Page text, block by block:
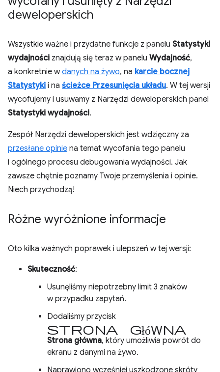
deweloperskich
Wszystkie ważne i przydatne funkcje z panelu Statystyki
wydajności znajdują się teraz w panelu Wydajność,
a konkretnie wdanych na żywo, na karcie bocznej
Statystyki i na ścieżce Przesunięcia układu. W tej wersji
wycofujemy i usuwamy z Narzędzi deweloperskich panel
Statystyki wydajności.
Zespół Narzędzi deweloperskich jest wdzięczny za
przesłane opinie na temat wycofania tego panelu
i ogólnego procesu debugowania wydajności. Jak
zawsze chętnie poznamy Twoje przemyślenia i opinie.
Niech przychodzą!
Różne wyróżnione informacje
Oto kilka ważnych poprawek i ulepszeń w tej wersji:
Skuteczność:
Usunęliśmy niepotrzebny limit 3 znaków
w przypadku zapytań.
Dodaliśmy przycisk
Strona główna
Strona główna, który umożliwia powrót do
ekranu z danymi na żywo.